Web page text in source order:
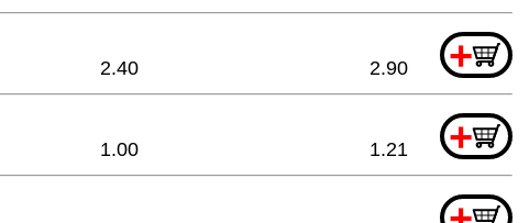
+
2.40 2.90
+
1.00 1.21